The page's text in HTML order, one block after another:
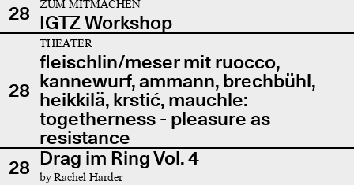
28
ZUM MITMACHEN
IGTZ Workshop
28
THEATER
fleischlin/meser mit ruocco,
kannewurf, ammann, brechbühl,
heikkilä, krstić, mauchle:
togetherness - pleasure as
resistance
28 Drag im Ring Vol. 4
by Rachel Harder